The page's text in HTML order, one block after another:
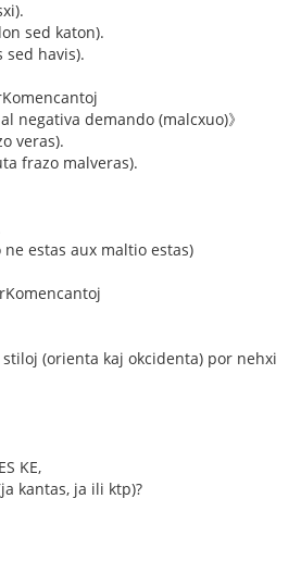
sed katon).
sed havis).
negativa demando (malcxuo)》
veras).
frazo malveras).
estas aux maltio estas)
(orienta kaj okcidenta) por nehxi
KE,
kantas, ja ili ktp)?